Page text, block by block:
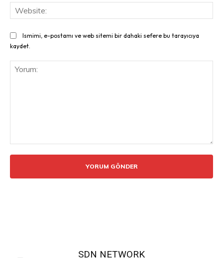
Ismimi, e-postamı ve web sitemi bir dahaki sefere bu tarayıcıya
kaydet.
SDN NETWORK